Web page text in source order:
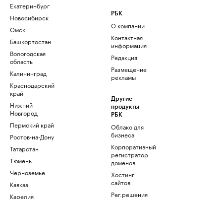
Екатеринбург
Новосибирск
Омск
Башкортостан
Вологодская
область
Калининград
Краснодарский
край
Нижний
Новгород
Пермский край
Ростов-на-Дону
Татарстан
Тюмень
Черноземье
Кавказ
Карелия
РБК
О компании
Контактная
информация
Редакция
Размещение
рекламы
Другие
продукты
РБК
Облако для
бизнеса
Корпоративный
регистратор
доменов
Хостинг
сайтов
Рег.решения